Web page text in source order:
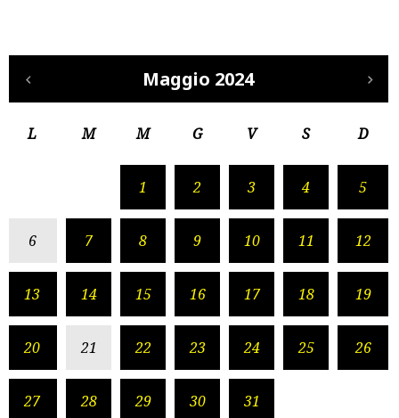
Maggio 2024
L M M G V S D
1 2 3 4 5
6 7 8 9 10 11 12
13 14 15 16 17 18 19
20 21 22 23 24 25 26
27 28 29 30 31